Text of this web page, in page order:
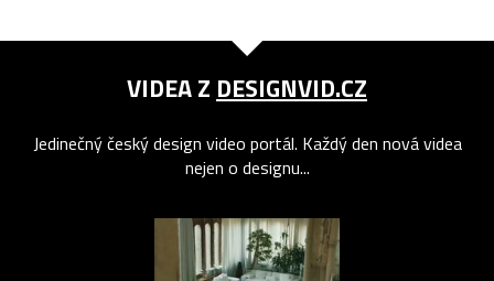
VIDEA Z DESIGNVID.CZ
Jedinečný český design video portál. Každý den nová videa
nejen o designu...